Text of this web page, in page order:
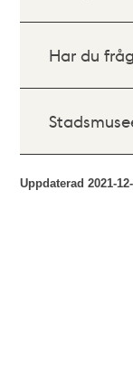
Har du
Uppdaterad2021-